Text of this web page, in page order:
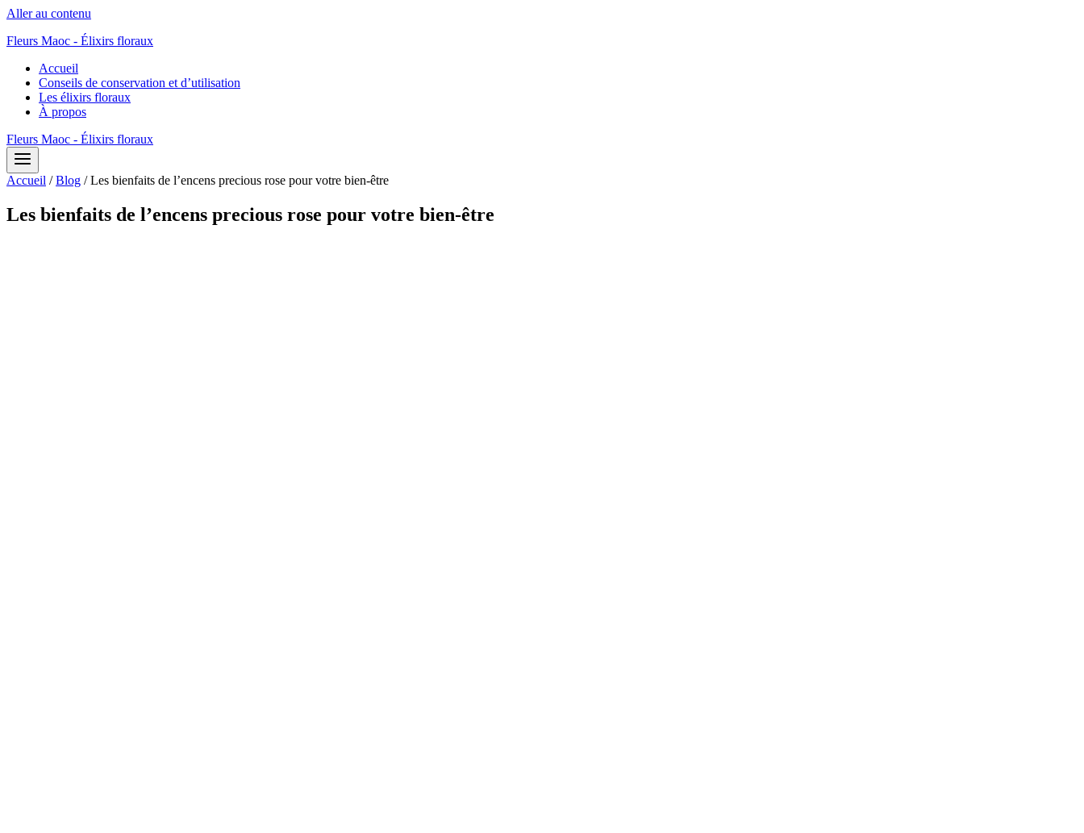
Aller au contenu
Fleurs Maoc - Élixirs floraux
Accueil
Conseils de conservation et d’utilisation
Les élixirs floraux
À propos
Fleurs Maoc - Élixirs floraux
Accueil / Blog / Les bienfaits de l’encens precious rose pour votre bien-être
Les bienfaits de l’encens precious rose pour votre bien-être